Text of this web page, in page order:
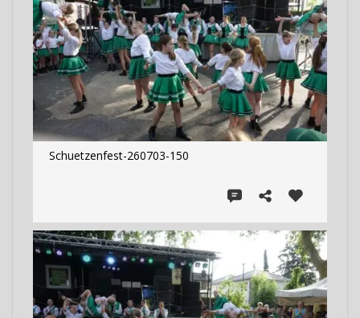
Schuetzenfest-260703-150